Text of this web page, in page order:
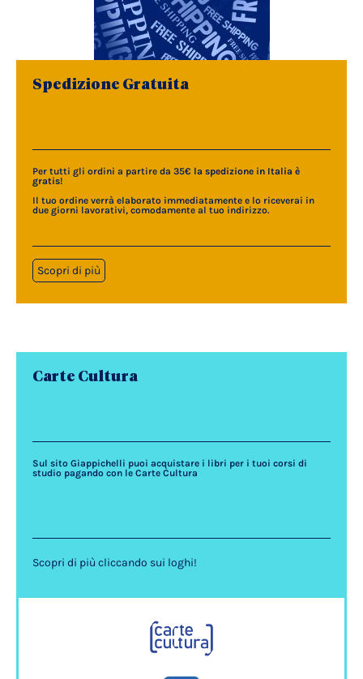
Spedizione Gratuita
Per tutti gli ordini a partire da 35€ la spedizione in Italia è
gratis!
Il tuo ordine verrà elaborato immediatamente e lo riceverai in
due giorni lavorativi, comodamente al tuo indirizzo.
Scopri di più
Carte Cultura
Sul sito Giappichelli puoi acquistare i libri per i tuoi corsi di
studio pagando con le Carte Cultura
Scopri di più cliccando sui loghi!